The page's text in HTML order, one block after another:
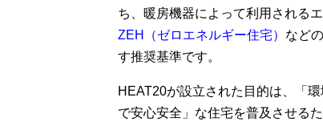
ち、暖房機器によって利用される
ZEH（ゼロエネルギー住宅） など
す推奨基準です。
HEAT20が設立された目的は、「
で安心安全」な住宅を普及させる